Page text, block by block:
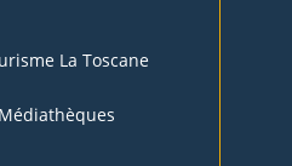
La Toscane